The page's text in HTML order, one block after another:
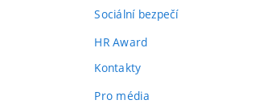
Sociální bezpečí
HR Award
Kontakty
Pro média